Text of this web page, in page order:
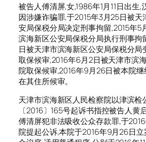
被告人傅清屏,女,1986年1月11日出生,
因涉嫌诈骗罪,于2015年3月25日被天
安局保税分局决定刑事拘留,2015年5
滨海新区公安局保税分局执行刑事拘
日被天津市滨海新区公安局保税分局
取保候审,2016年6月2日被天津市滨
院取保候审,2016年9月26日被本院
在其住所候审。
天津市滨海新区人民检察院以津滨检
〔2016〕165号起诉书指控被告人黄
傅清屏犯非法吸收公众存款罪,于
院提起公诉,本院于2016年9月26日